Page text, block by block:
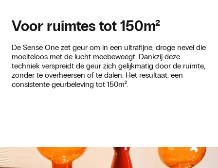
Voor ruimtes tot 150m²
De Sense One zet geur om in een ultrafijne, droge nevel die
moeiteloos met de lucht meebeweegt. Dankzij deze
techniek verspreidt de geur zich gelijkmatig door de ruimte,
zonder te overheersen of te dalen. Het resultaat: een
consistente geurbeleving tot 150m².